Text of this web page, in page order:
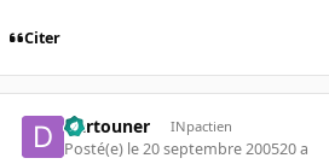
Citer
Dartouner INpactien
Posté(e) le 20 septembre 200520 a